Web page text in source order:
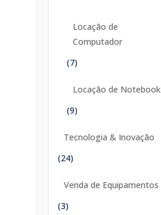
Locação de
Computador
(7)
Locação de Notebook
(9)
Tecnologia & Inovação
(24)
Venda de Equipamentos
(3)